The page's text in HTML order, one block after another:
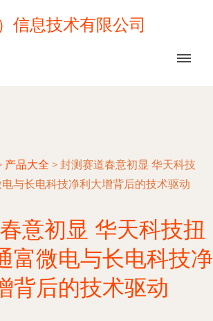
信息技术有限公司
产品大全 > 封测赛道春意初显 华天科技
与长电科技净利大增背后的技术驱动
意初显 华天科技扭
富微电与长电科技净
背后的技术驱动